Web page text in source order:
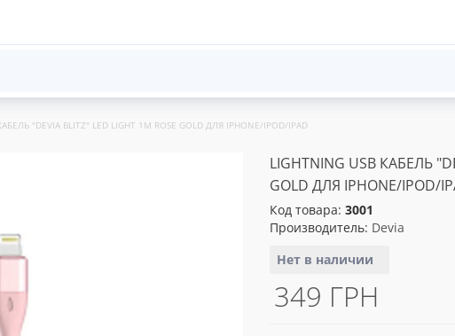
"DEVIA BLITZ" LED LIGHT 1M ROSE GOLD ДЛЯ IPHONE/IPOD/IPAD
LIGHTNING USB КАБЕЛЬ
GOLD ДЛЯ IPHONE/IPOD/
Код товара: 3001
Производитель: Devia
Нет в наличии
349 ГРН